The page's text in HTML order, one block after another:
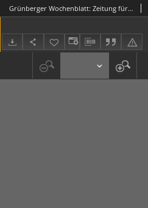
Grünberger Wochenblatt: Zeitung für Stadt und Land, No. 226. ( 27. September 1935)